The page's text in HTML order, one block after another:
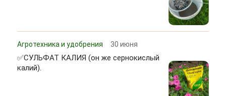
Агротехника и удобрения 30 июня
✅СУЛЬФАТ КАЛИЯ (он же сернокислый
калий).